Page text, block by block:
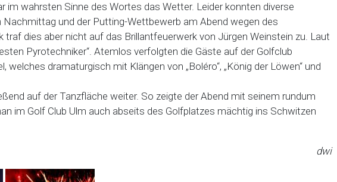
im wahrsten Sinne des Wortes das Wetter. Leider konnten diverse
und der Putting-Wettbewerb am Abend wegen des
dies aber nicht auf das Brillantfeuerwerk von Jürgen Weinstein zu. Laut
Pyrotechniker“. Atemlos verfolgten die Gäste auf der Golfclub
dramaturgisch mit Klängen von „Boléro“, „König der Löwen“ und
auf der Tanzfläche weiter. So zeigte der Abend mit seinem rundum
im Golf Club Ulm auch abseits des Golfplatzes mächtig ins Schwitzen
dwi